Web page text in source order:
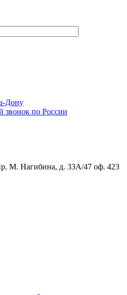
Дону
звонок по России
М. Нагибина, д. 33А/47 оф. 423